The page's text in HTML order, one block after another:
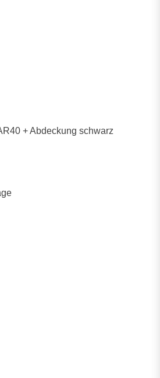
+ Abdeckung schwarz